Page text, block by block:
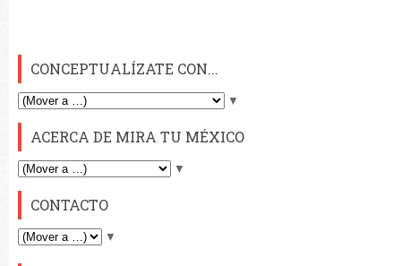
CONCEPTUALÍZATE CON...
▼
ACERCA DE MIRA TU MÉXICO
▼
CONTACTO
▼